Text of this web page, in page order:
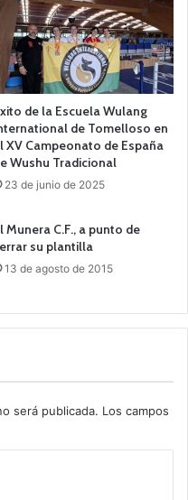
de la Escuela Wulang
de Tomelloso en
XV Campeonato de España
Wushu Tradicional
23 de junio de 2025
Munera C.F., a punto de
su plantilla
13 de agosto de 2015
será publicada. Los campos